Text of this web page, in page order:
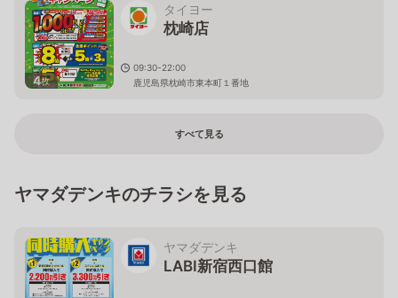
4枚
タイヨー
枕崎店
09:30-22:00
鹿児島県枕崎市東本町１番地
すべて見る
ヤマダデンキのチラシを見る
ヤマダデンキ
LABI新宿西口館